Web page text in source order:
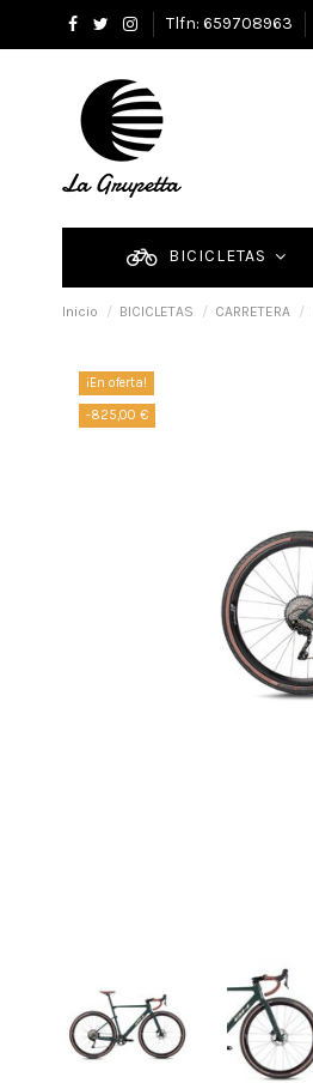
Tlfn: 659708963
BICICLETAS
Inicio BICICLETAS CARRETERA
¡En oferta!
-825,00 €